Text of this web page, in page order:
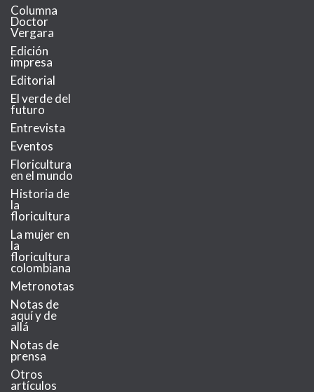
Columna
Doctor
Vergara
Edición
impresa
Editorial
El verde del
futuro
Entrevista
Eventos
Floricultura
en el mundo
Historia de
la
floricultura
La mujer en
la
floricultura
colombiana
Metronotas
Notas de
aquí y de
allá
Notas de
prensa
Otros
artículos